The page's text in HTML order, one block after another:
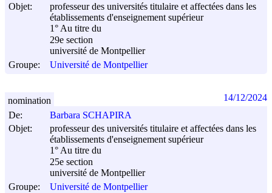
Objet:
professeur des universités titulaire et affectées dans les
établissements d'enseignement supérieur
1° Au titre du
29e section
université de Montpellier
Groupe:
Université de Montpellier
De:
Barbara SCHAPIRA
Objet:
professeur des universités titulaire et affectées dans les
établissements d'enseignement supérieur
1° Au titre du
25e section
université de Montpellier
Groupe:
Université de Montpellier
nomination 14/12/2024